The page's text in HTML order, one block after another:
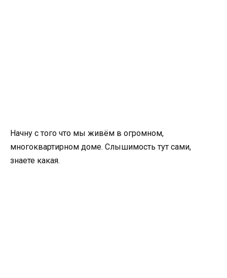
Начну с того что мы живём в огромном,
многоквартирном доме. Слышимость тут сами,
знаете какая.